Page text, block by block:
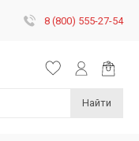
8 (800) 555-27-54
Найти